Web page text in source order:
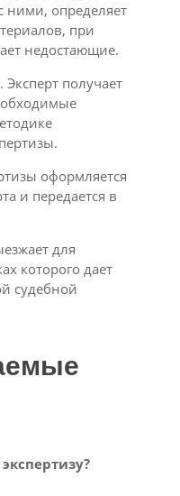
ними, определяет
при
недостающие.
получает
оформляется
и передается в
для
которого дает
судебной